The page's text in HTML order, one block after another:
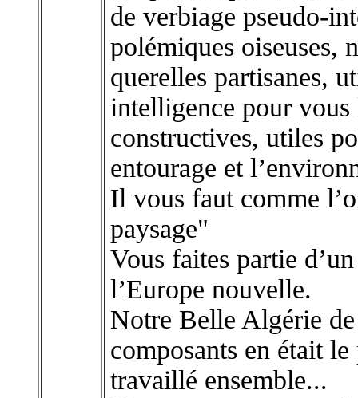
de verbiage pseudo-
polémiques oiseuses,
querelles partisanes,
intelligence pour vous
constructives, utiles
entourage et
Il vous faut comme
paysage"
Vous faites partie
l’Europe nouvelle.
Notre Belle Algérie
composants en était
travaillé ensemble...